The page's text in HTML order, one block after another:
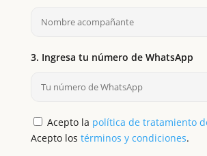
3. Ingresa tu número de WhatsApp
Acepto la política de tratamiento
Acepto los términos y condiciones.